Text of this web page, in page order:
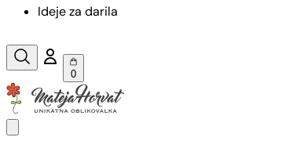
Ideje za darila
0